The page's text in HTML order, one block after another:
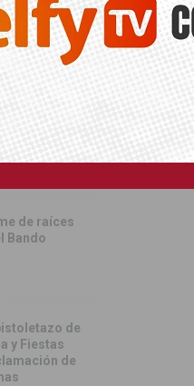
y la
emoción el
su
municipio
de raíces
Bando
de
y Fiestas
de